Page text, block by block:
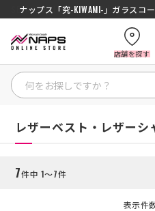
ナップス「究-KIWAMI-」ガラスコ
SENA J30/J10を徹底比較｜コスパ
店舗を探す
HOME
HOME
レザーベスト・レザーシ
7件中 1～7件
表示件